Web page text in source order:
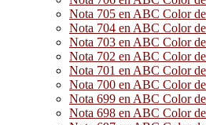
Nota 705 en ABC Color
Nota 704 en ABC Color
Nota 703 en ABC Color
Nota 702 en ABC Color
Nota 701 en ABC Color
Nota 700 en ABC Color
Nota 699 en ABC Color
Nota 698 en ABC Color